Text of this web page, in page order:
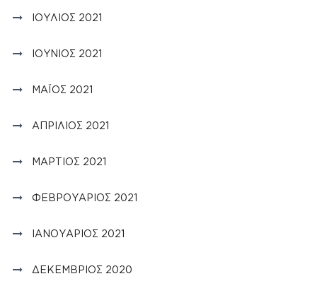
ΙΟΎΛΙΟΣ 2021
ΙΟΎΝΙΟΣ 2021
ΜΆΙΟΣ 2021
ΑΠΡΊΛΙΟΣ 2021
ΜΆΡΤΙΟΣ 2021
ΦΕΒΡΟΥΆΡΙΟΣ 2021
ΙΑΝΟΥΆΡΙΟΣ 2021
ΔΕΚΈΜΒΡΙΟΣ 2020